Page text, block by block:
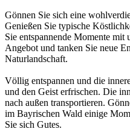
Gönnen Sie sich eine
Genießen Sie typische
Sie entspannende Momente mit
Angebot und tanken Sie neue
Naturlandschaft.
Völlig entspannen und die
und den Geist erfrischen. Die
nach außen transportieren.
im Bayrischen Wald einige
Sie sich Gutes.